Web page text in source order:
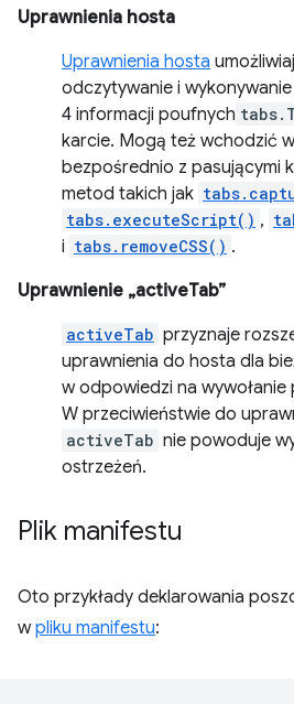
Uprawnienia hosta
Uprawnienia hosta
odczytywanie i
4 informacji poufnych
karcie. Mogą też wchodzić
bezpośrednio z pasującymi
metod takich jak
tabs.executeScript() ,
i tabs.removeCSS() .
Uprawnienie „activeTab”
activeTab przyznaje
uprawnienia do hosta dla
w odpowiedzi na
W przeciwieństwie do
activeTab nie powoduje
ostrzeżeń.
Plik manifestu
Oto przykłady deklarowania
wpliku manifestu: